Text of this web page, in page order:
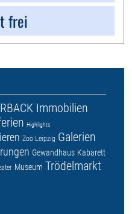
frei
Immobilien
Highlights
Zoo Leipzig Galerien
Gewandhaus Kabarett
Museum Trödelmarkt